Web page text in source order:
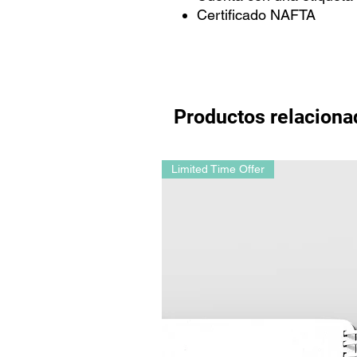
Certificado NAFTA
Productos
Limited Time Offer